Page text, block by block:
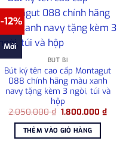
-12%
Mới
BÚT BI
Bút ký tên cao cấp Montagut
088 chính hãng màu xanh
navy tặng kèm 3 ngòi, túi và
hộp
2.050.000₫ Giá
là:
2.050.000 ₫.
1.800.000₫Giá
hiện
THÊM VÀO GIỎ HÀNG